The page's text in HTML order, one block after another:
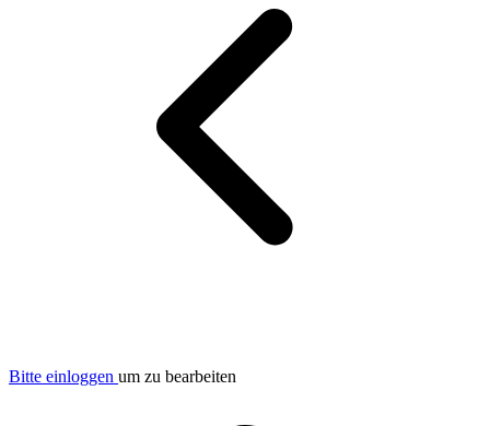
Bitte einloggen um zu bearbeiten